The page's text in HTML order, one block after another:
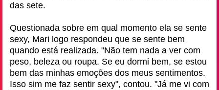
das sete.
Questionada sobre em qual momento ela se sente
sexy, Mari logo respondeu que se sente bem
quando está realizada. "Não tem nada a ver com
peso, beleza ou roupa. Se eu dormi bem, se estou
bem das minhas emoções dos meus sentimentos.
Isso sim me faz sentir sexy", contou. "Já me vi com